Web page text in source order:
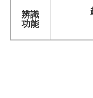
辨識
功能